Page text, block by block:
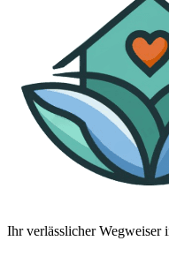
Ihr verlässlicher Wegweiser